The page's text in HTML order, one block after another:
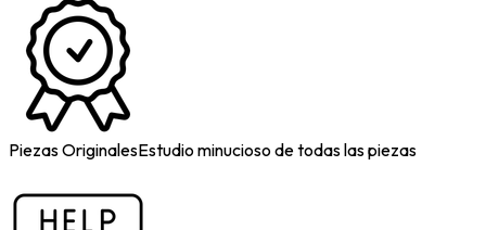
Piezas OriginalesEstudio minucioso de todas las piezas